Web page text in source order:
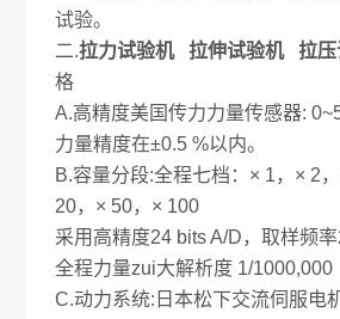
试验。
二.拉力试验机 拉伸试验机 拉压
格
A.高精度美国传力力量传感器:
力量精度在±0.5 %以内。
B.容量分段:全程七档：× 1，× 2
20，× 50，× 100
采用高精度24 bits A/D，取样频
全程力量zui大解析度 1/1000,000
C.动力系统:日本松下交流伺服电